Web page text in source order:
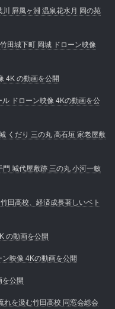
屛風ヶ淵 温泉花水月 岡の苑
田城下町 岡城 ドローン映像
4K の動画を公開
ドローン映像 4Kの動画を公
くだり 三の丸 高石垣 家老屋敷
城代屋敷跡 三の丸 小河一敏
田高校、経済成長著しいベト
の動画を公開
映像 4Kの動画を公開
を公開
れを汲む竹田高校 同窓会総会